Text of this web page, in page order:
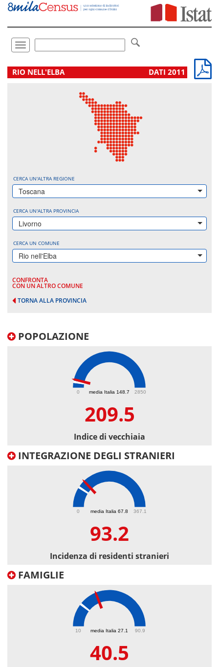
Vai
direttamente
Toggle
navigation
.
RIO NELL'ELBA DATI 2011
CERCA UN'ALTRA REGIONE
Toscana
CERCA UN'ALTRA PROVINCIA
Livorno
CERCA UN COMUNE
Rio nell'Elba
CONFRONTA
CON UN ALTRO COMUNE
TORNA ALLA PROVINCIA
POPOLAZIONE
media Italia 148.7
0 2850
209.5
Indice di vecchiaia
INTEGRAZIONE DEGLI STRANIERI
media Italia 67.8
0 367.1
93.2
Incidenza di residenti stranieri
FAMIGLIE
media Italia 27.1
10 90.9
40.5